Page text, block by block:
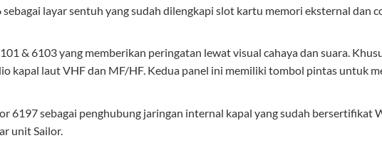
sebagai layar sentuh yang sudah dilengkapi slot kartu memori eksternal dan
& 6103 yang memberikan peringatan lewat visual cahaya dan suara.
kapal laut VHF dan MF/HF. Kedua panel ini memiliki tombol pintas untuk
6197 sebagai penghubung jaringan internal kapal yang sudah bersertifikat
unit Sailor.